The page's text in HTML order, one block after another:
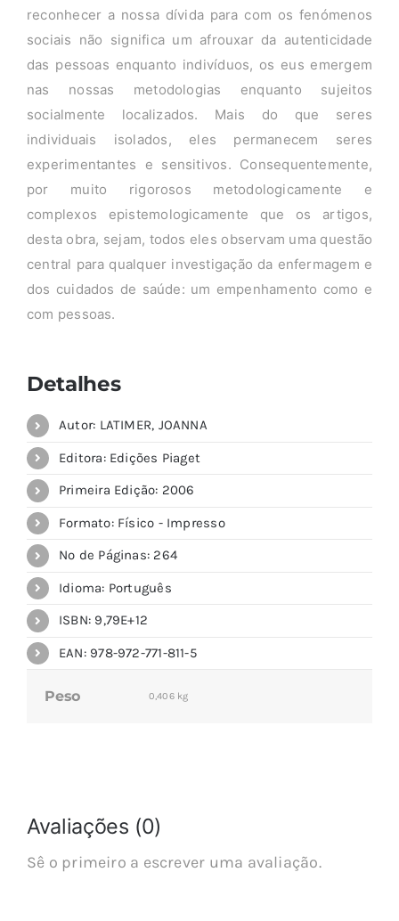
reconhecer a nossa dívida para com os fenómenos
sociais não significa um afrouxar da autenticidade
das pessoas enquanto indivíduos, os eus emergem
nas nossas metodologias enquanto sujeitos
socialmente localizados. Mais do que seres
individuais isolados, eles permanecem seres
experimentantes e sensitivos. Consequentemente,
por muito rigorosos metodologicamente e
complexos epistemologicamente que os artigos,
desta obra, sejam, todos eles observam uma questão
central para qualquer investigação da enfermagem e
dos cuidados de saúde: um empenhamento como e
com pessoas.
Detalhes
Autor: LATIMER, JOANNA
Editora: Edições Piaget
Primeira Edição: 2006
Formato: Físico - Impresso
Nº de Páginas: 264
Idioma: Português
ISBN: 9,79E+12
EAN: 978-972-771-811-5
Peso 0,406 kg
Avaliações (0)
Sê o primeiro a escrever uma avaliação.